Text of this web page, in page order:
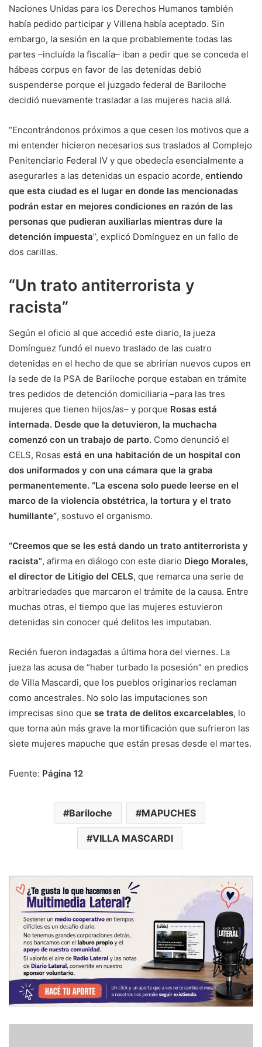
Naciones Unidas para los Derechos Humanos también
había pedido participar y Villena había aceptado. Sin
embargo, la sesión en la que probablemente todas las
partes –incluída la fiscalía– iban a pedir que se conceda el
hábeas corpus en favor de las detenidas debió
suspenderse porque el juzgado federal de Bariloche
decidió nuevamente trasladar a las mujeres hacia allá.
“Encontrándonos próximos a que cesen los motivos que a
mi entender hicieron necesarios sus traslados al Complejo
Penitenciario Federal IV y que obedecía esencialmente a
asegurarles a las detenidas un espacio acorde, entiendo
que esta ciudad es el lugar en donde las mencionadas
podrán estar en mejores condiciones en razón de las
personas que pudieran auxiliarlas mientras dure la
detención impuesta”, explicó Domínguez en un fallo de
dos carillas.
“Un trato antiterrorista y
racista”
Según el oficio al que accedió este diario, la jueza
Domínguez fundó el nuevo traslado de las cuatro
detenidas en el hecho de que se abrirían nuevos cupos en
la sede de la PSA de Bariloche porque estaban en trámite
tres pedidos de detención domiciliaria –para las tres
mujeres que tienen hijos/as– y porque Rosas está
internada. Desde que la detuvieron, la muchacha
comenzó con un trabajo de parto. Como denunció el
CELS, Rosas está en una habitación de un hospital con
dos uniformados y con una cámara que la graba
permanentemente. “La escena solo puede leerse en el
marco de la violencia obstétrica, la tortura y el trato
humillante”, sostuvo el organismo.
“Creemos que se les está dando un trato antiterrorista y
racista”, afirma en diálogo con este diario Diego Morales,
el director de Litigio del CELS, que remarca una serie de
arbitrariedades que marcaron el trámite de la causa. Entre
muchas otras, el tiempo que las mujeres estuvieron
detenidas sin conocer qué delitos les imputaban.
Recién fueron indagadas a última hora del viernes. La
jueza las acusa de “haber turbado la posesión” en predios
de Villa Mascardi, que los pueblos originarios reclaman
como ancestrales. No solo las imputaciones son
imprecisas sino que se trata de delitos excarcelables, lo
que torna aún más grave la mortificación que sufrieron las
siete mujeres mapuche que están presas desde el martes.
Fuente: Página 12
Bariloche MAPUCHES
VILLA MASCARDI